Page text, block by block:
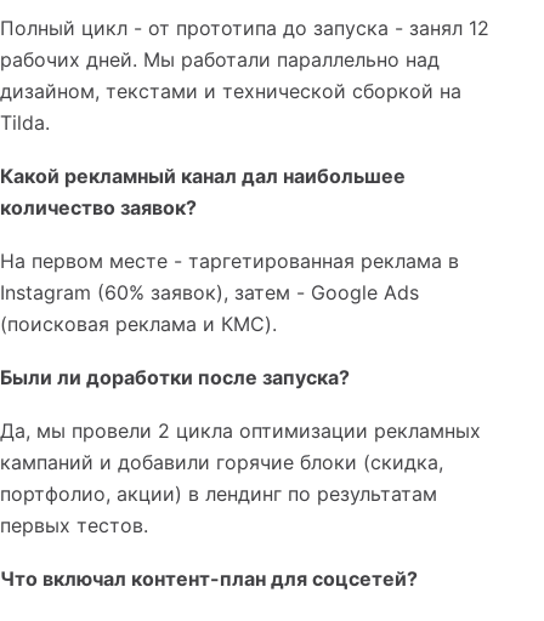
Полный цикл - от прототипа до запуска - занял 12
рабочих дней. Мы работали параллельно над
дизайном, текстами и технической сборкой на
Tilda.
Какой рекламный канал дал наибольшее
количество заявок?
На первом месте - таргетированная реклама в
Instagram (60% заявок), затем - Google Ads
(поисковая реклама и КМС).
Были ли доработки после запуска?
Да, мы провели 2 цикла оптимизации рекламных
кампаний и добавили горячие блоки (скидка,
портфолио, акции) в лендинг по результатам
первых тестов.
Что включал контент-план для соцсетей?